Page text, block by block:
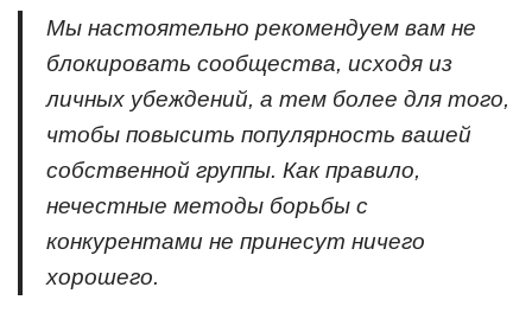
Мы настоятельно рекомендуем вам не
блокировать сообщества, исходя из
личных убеждений, а тем более для того,
чтобы повысить популярность вашей
собственной группы. Как правило,
нечестные методы борьбы с
конкурентами не принесут ничего
хорошего.